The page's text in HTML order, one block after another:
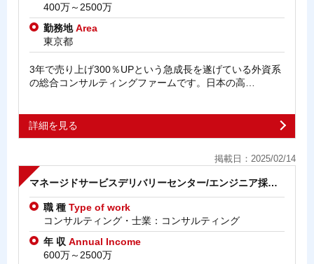
400万～2500万
勤務地Area
東京都
3年で売り上げ300％UPという急成長を遂げている外資系
の総合コンサルティングファームです。日本の高…
詳細を見る
掲載日：2025/02/14
マネージドサービスデリバリーセンター/エンジニア採…
職 種 Type of work
コンサルティング・士業：コンサルティング
年 収 Annual Income
600万～2500万